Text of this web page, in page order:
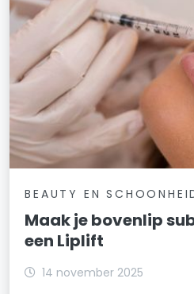
BEAUTY EN
Maak je bovenlip
een Liplift
14 november 2025